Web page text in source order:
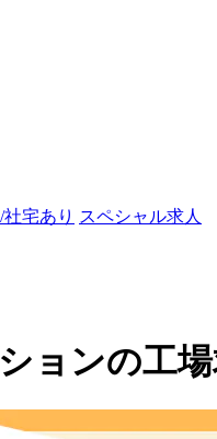
社宅あり スペシャル求人
ョンの工場